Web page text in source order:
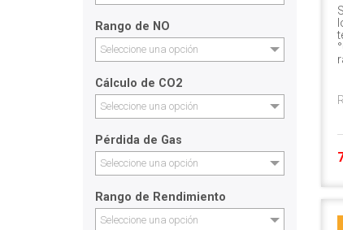
Rango de NO
Seleccione una opción
Cálculo de CO2
Seleccione una opción
Pérdida de Gas
Seleccione una opción
Rango de Rendimiento
Seleccione una opción